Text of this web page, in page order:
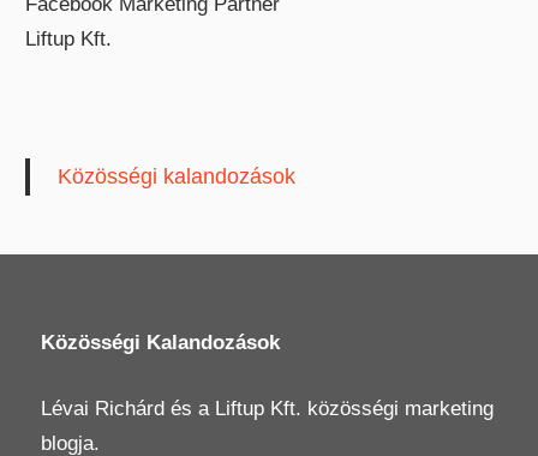
Liftup Kft.
Közösségi kalandozások
Közösségi Kalandozások
Lévai Richárd és a Liftup Kft. közösségi marketing
blogja.